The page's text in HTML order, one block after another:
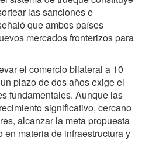
las sanciones e
que ambos países
mercados fronterizos para
el comercio bilateral a 10
plazo de dos años exige el
fundamentales. Aunque las
significativo, cercano
alcanzar la meta propuesta
materia de infraestructura y